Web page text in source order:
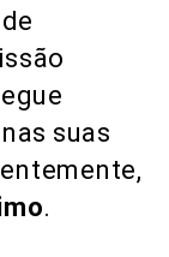
suas
.